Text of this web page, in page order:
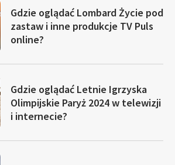
Gdzie oglądać Lombard Życie pod
zastaw i inne produkcje TV Puls
online?
Gdzie oglądać Letnie Igrzyska
Olimpijskie Paryż 2024 w telewizji
i internecie?